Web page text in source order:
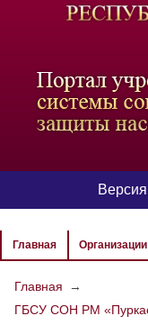
Главная Организации
Главная
→
ГБСУ СОН РМ